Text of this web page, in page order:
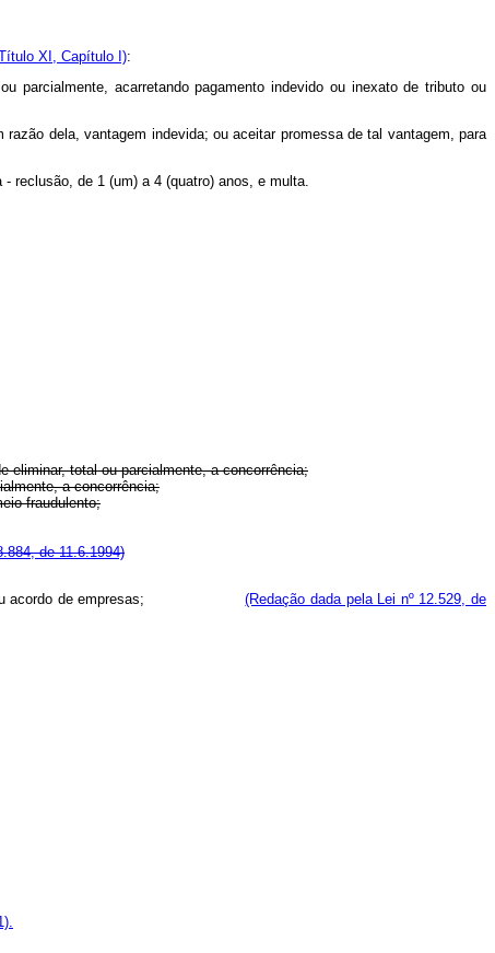
XI, Capítulo I):
parcialmente, acarretando pagamento indevido ou inexato de tributo ou
dela, vantagem indevida; ou aceitar promessa de tal vantagem, para
reclusão, de 1 (um) a 4 (quatro) anos, e multa.
eliminar, total ou parcialmente, a concorrência;
a concorrência;
fraudulento;
de 11.6.1994)
de ajuste ou acordo de empresas;(Redação dada pela Lei nº 12.529, de